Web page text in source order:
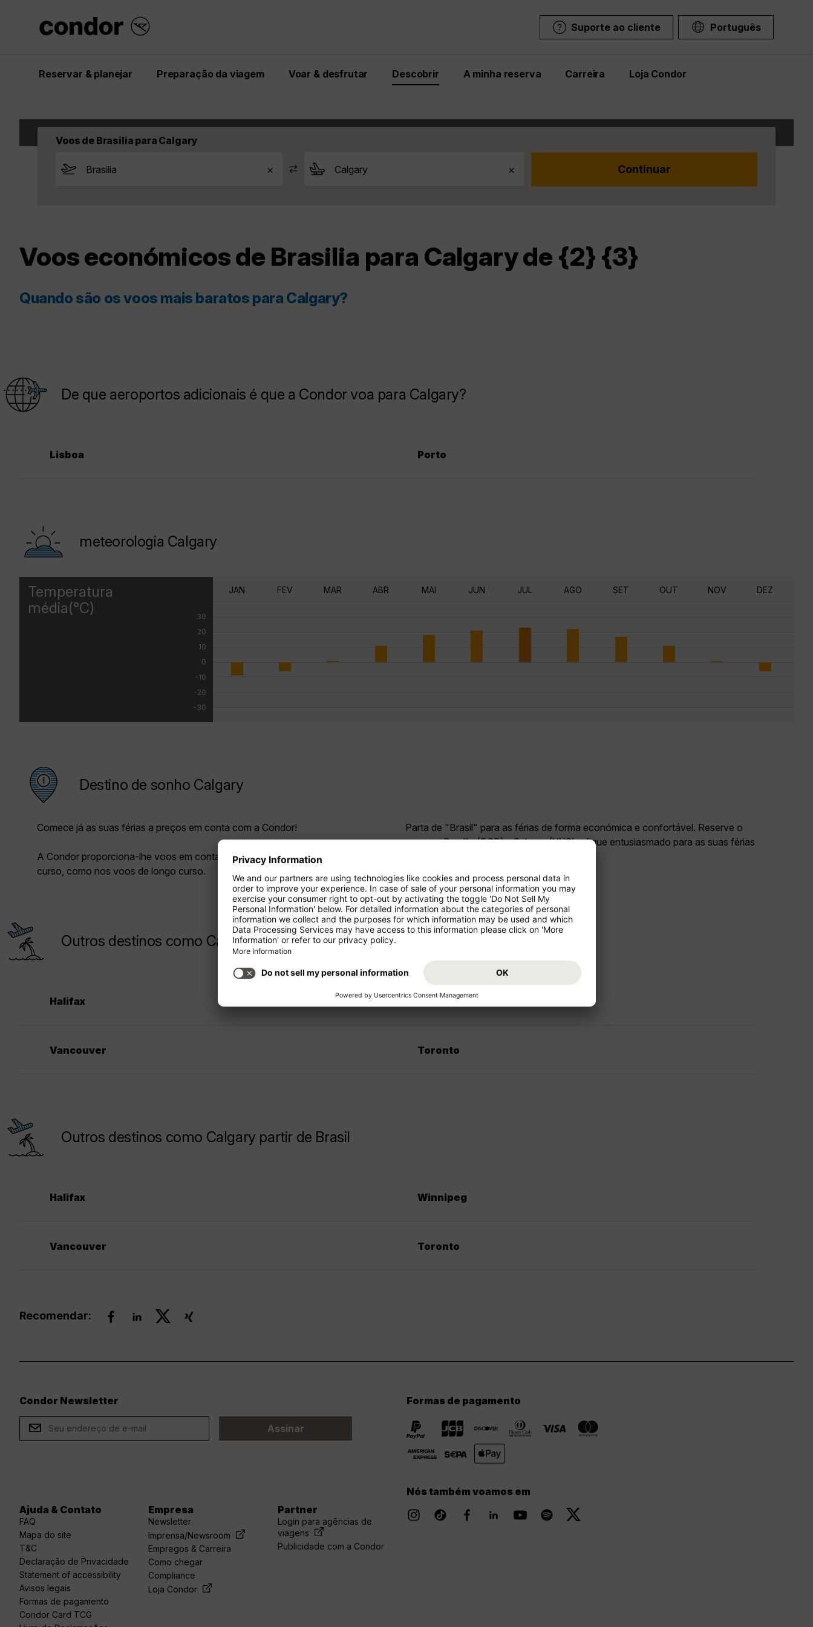
Suporte ao cliente Português
Reservar & planejar Preparação da viagem Voar & desfrutar Descobrir A minha reserva Carreira Loja Condor
Voos de Brasilia para Calgary
Voos económicos de Brasilia para Calgary de {2} {3}
Quando são os voos mais baratos para Calgary?
De que aeroportos adicionais é que a Condor voa para Calgary?
Lisboa Porto
meteorologia Calgary
Temperatura
média(°C)
30
20
10
0
-10
-20
-30
JAN FEV MAR ABR MAI JUN JUL AGO SET OUT NOV DEZ
Destino de sonho Calgary
Comece já as suas férias a preços em conta com a Condor!
A Condor proporciona-lhe voos em conta tanto nos voos de curto e médio
curso, como nos voos de longo curso.
Parta de "Brasil" para as férias de forma económica e confortável. Reserve o
seu voo Brasilia (BSB) - Calgary (YYC) e fique entusiasmado para as suas férias
Outros destinos como Calgary partir de Portugal
Halifax Winnipeg
Vancouver Toronto
Outros destinos como Calgary partir de Brasil
Halifax Winnipeg
Vancouver Toronto
Recomendar:
Condor Newsletter
Assinar
Formas de pagamento
Ajuda & Contato
FAQ
Mapa do site
T&C
Declaração de Privacidade
Statement of accessibility
Avisos legais
Formas de pagamento
Condor Card TCG
Empresa
Newsletter
Imprensa/Newsroom
Empregos & Carreira
Como chegar
Compliance
Loja Condor
Partner
Login para agências de
viagens
Publicidade com a Condor
Nós também voamos em